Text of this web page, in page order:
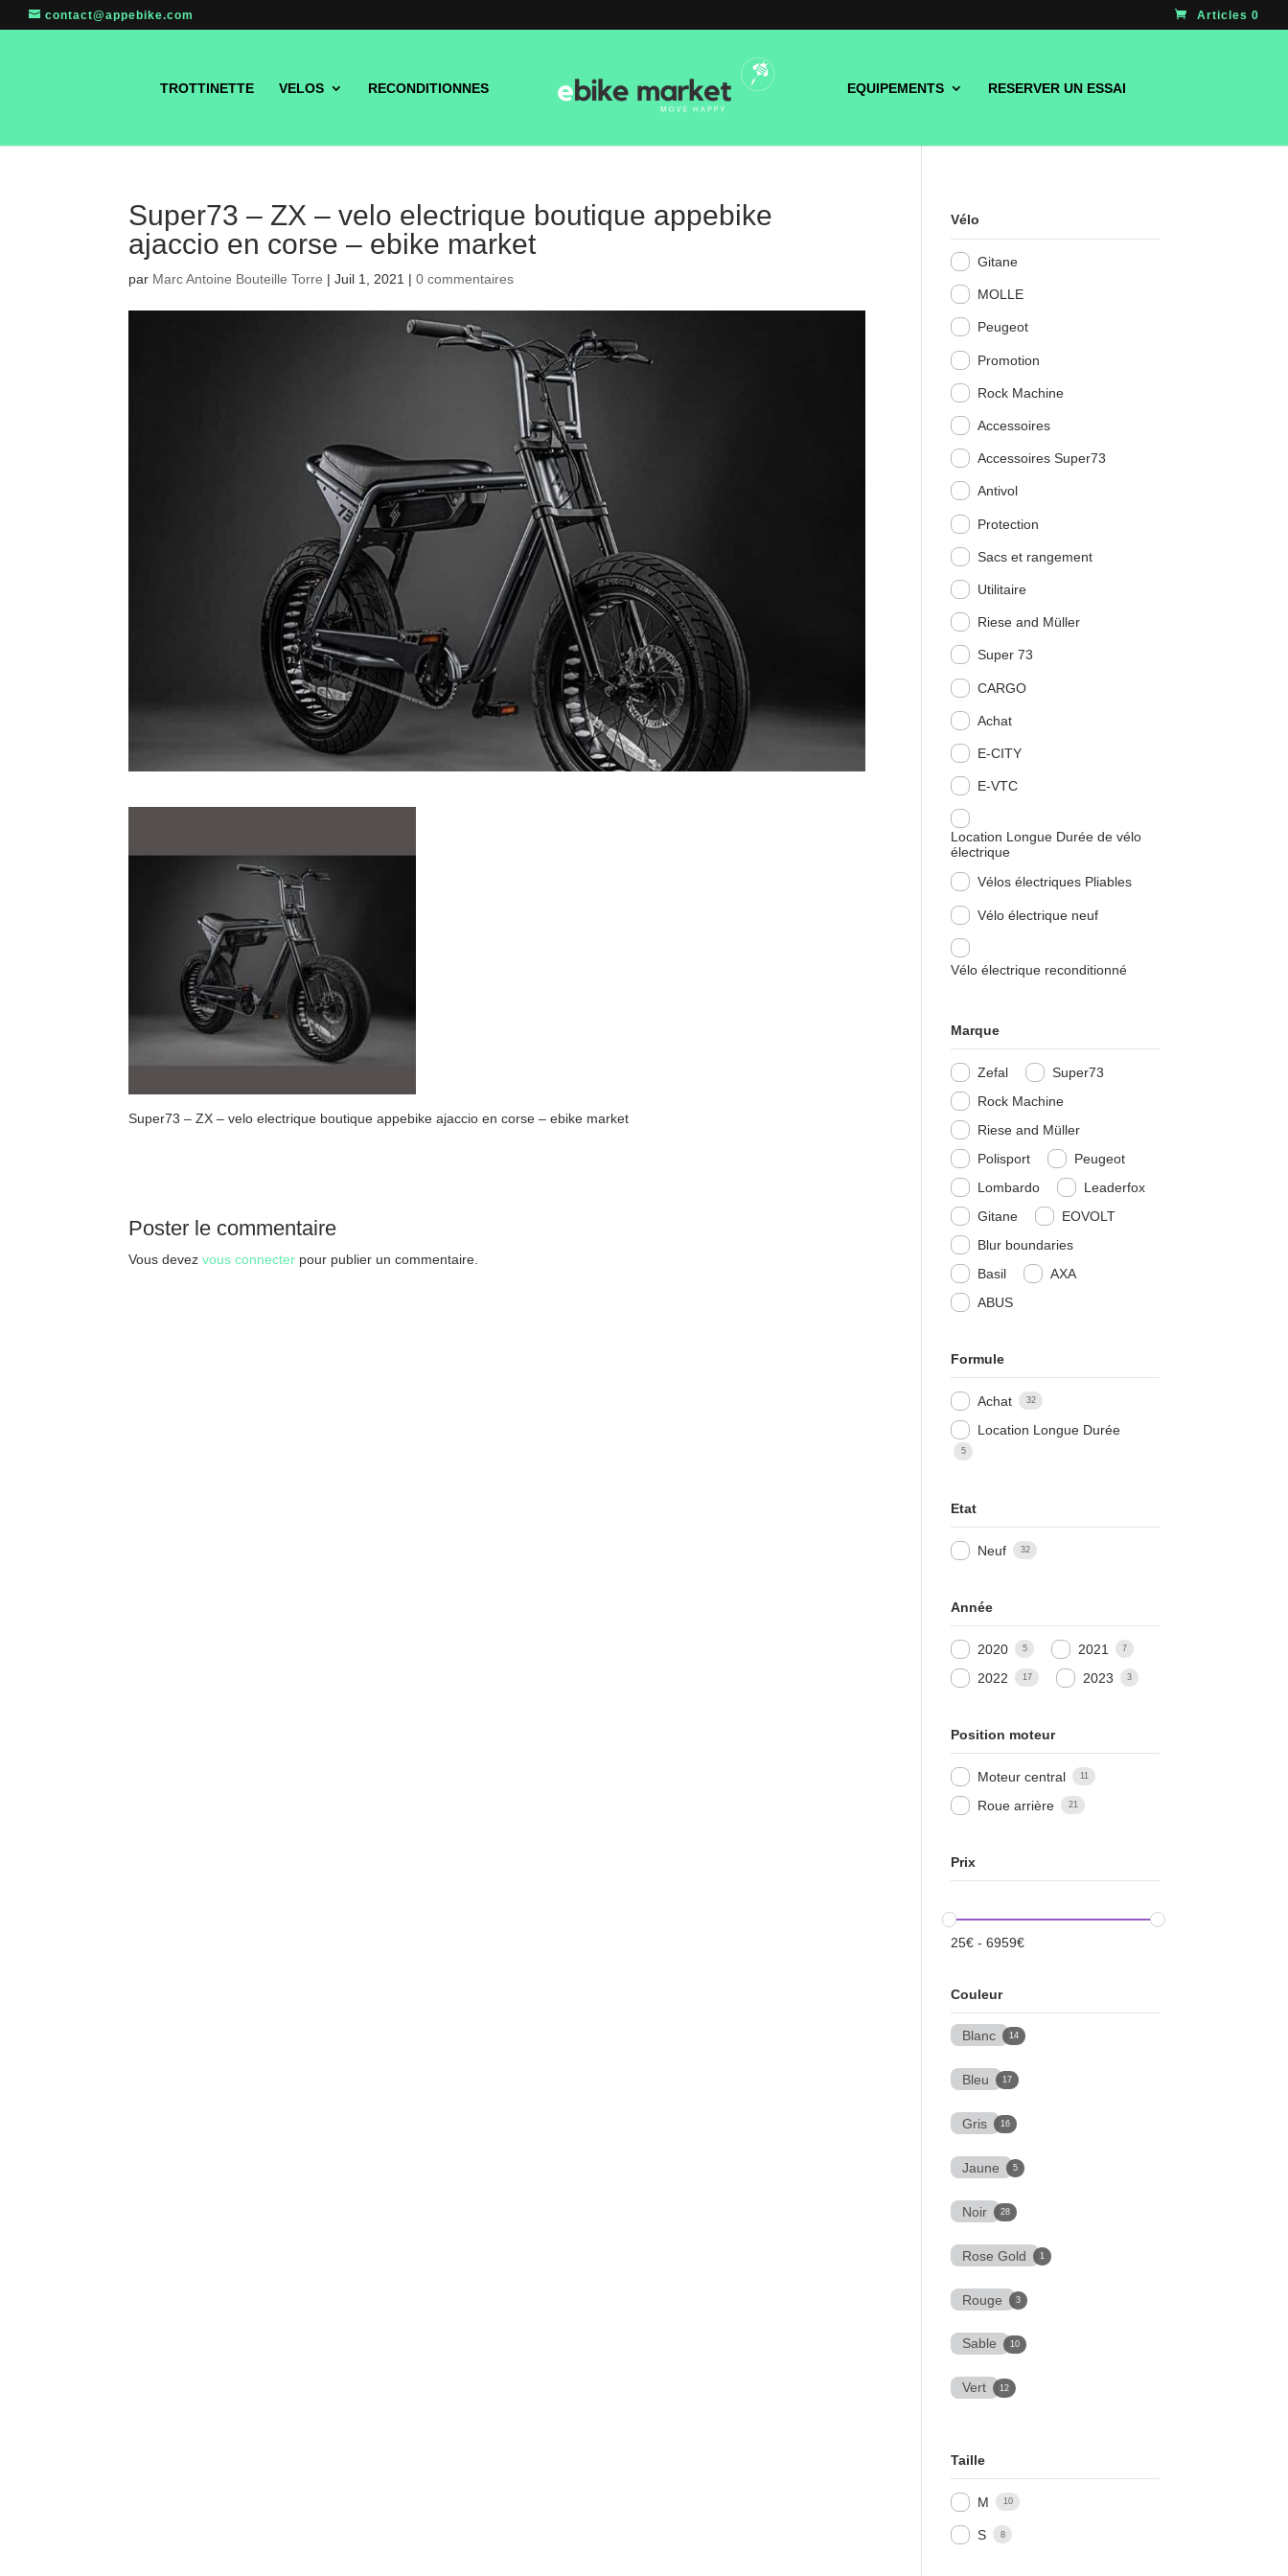
contact@appebike.com Articles 0
TROTTINETTE VELOS RECONDITIONNES EQUIPEMENTS RESERVER UN ESSAI
Super73 – ZX – velo electrique boutique appebike
ajaccio en corse – ebike market
par Marc Antoine Bouteille Torre |Juil 1, 2021 |0 commentaires
Super73 – ZX – velo electrique boutique appebike ajaccio en corse – ebike market
Poster le commentaire
Vous devezvous connecter pour publier un commentaire.
Vélo
Gitane
MOLLE
Peugeot
Promotion
Rock Machine
Accessoires
Accessoires Super73
Antivol
Protection
Sacs et rangement
Utilitaire
Riese and Müller
Super 73
CARGO
Achat
E-CITY
E-VTC
Location Longue Durée de vélo
électrique
Vélos électriques Pliables
Vélo électrique neuf
Vélo électrique reconditionné
Marque
Zefal
Super73
Rock Machine
Riese and Müller
Polisport
Peugeot
Lombardo
Leaderfox
Gitane
EOVOLT
Blur boundaries
Basil
AXA
ABUS
Formule
Achat 32
Location Longue Durée
5
Etat
Neuf 32
Année
2020 5 2021 7
2022 17 2023 3
Position moteur
Moteur central 11
Roue arrière 21
Prix
25€ -6959€
Couleur
Blanc 14
Bleu 17
Gris 16
Jaune 5
Noir 28
Rose Gold 1
Rouge 3
Sable 10
Vert 12
Taille
M 10
S 8